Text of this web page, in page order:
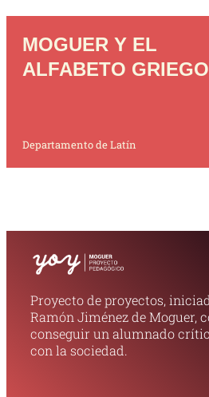
MOGUER Y EL
ALFABETO GRIEGO
Departamento de Latín
Proyecto de proyectos,
Ramón Jiménez de Moguer,
conseguir un alumnado
con la sociedad.